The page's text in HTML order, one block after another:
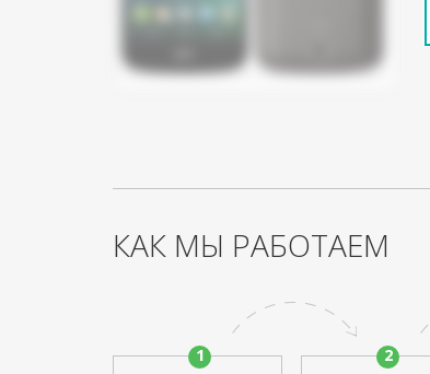
КАК МЫ РАБОТАЕМ
1 2